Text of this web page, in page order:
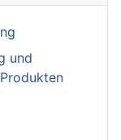
und